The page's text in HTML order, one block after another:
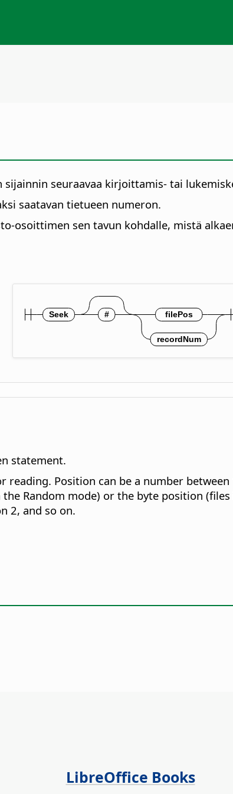
seuraavaa kirjoittamis- tai
saatavan tietueen numeron.
osoittimen sen tavun kohdalle, mistä
statement.
Position can be a number
Random mode) or the byte position
2, and so on.
LibreOffice Books